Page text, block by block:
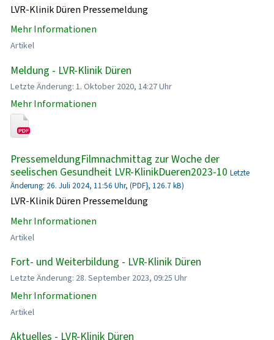
LVR-Klinik Düren Pressemeldung
Mehr Informationen
Artikel
Meldung - LVR-Klinik Düren
Letzte Änderung: 1. Oktober 2020, 14:27 Uhr
Mehr Informationen
PressemeldungFilmnachmittag zur Woche der
seelischen Gesundheit LVR-KlinikDueren2023-10 Letzte
Änderung: 26. Juli 2024, 11:56 Uhr, (PDF}, 126.7 kB)
LVR-Klinik Düren Pressemeldung
Mehr Informationen
Artikel
Fort- und Weiterbildung - LVR-Klinik Düren
Letzte Änderung: 28. September 2023, 09:25 Uhr
Mehr Informationen
Artikel
Aktuelles - LVR-Klinik Düren